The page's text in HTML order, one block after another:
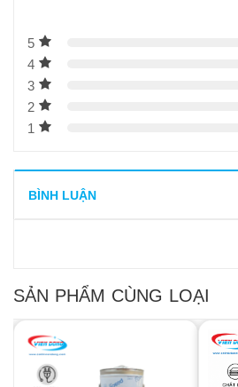
5
4
3
2
1
BÌNH LUẬN
SẢN PHẨM CÙNG LOẠI